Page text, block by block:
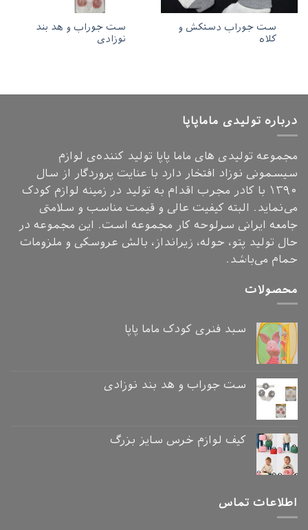
ست جوراب دستکش و
کلاه
ست جوراب و هد بند
نوزادی
درباره تولیدی ماماپاپا
مجموعه تولیدی های ماما پاپا تولید کننده‌ی لوازم
سیسمونی نوزاد افتخار دارد با عنایت پروردگار از سال
۱۳۹۰ با کادر مجرب اقدام به تولید در زمینه لوازم کودک
می‌نماید. البته کیفیت عالی و قیمت مناسب و سلامتی
جامعه ایرانی سرلوحه کار مجموعه است. این مجموعه در
حال تولید پتو، حوله، زیرانداز، بالش عروسکی و ملزومات
حمام می‌باشد.
محصولات
سبد فنری کودک ماما پاپا
ست جوراب و هد بند نوزادی
کیف لوازم خرس سایز بزرگ
اطلاعات تماس